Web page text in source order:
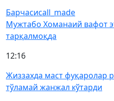
Барчасиcall_made
Мужтабо Хоманаий вафот
тарқалмоқда
12:16
Жиззахда маст фуқаролар
тўламай жанжал кўтарди